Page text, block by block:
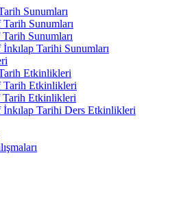
Sunumları
Tarih Sunumları
Tarih Sunumları
İnkılap Tarihi Sunumları
Etkinlikleri
Tarih Etkinlikleri
Tarih Etkinlikleri
İnkılap Tarihi Ders Etkinlikleri